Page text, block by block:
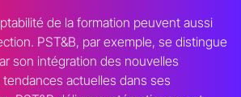
de la formation peuvent aussi
PST&B, par exemple, se distingue
son intégration des nouvelles
actuelles dans ses